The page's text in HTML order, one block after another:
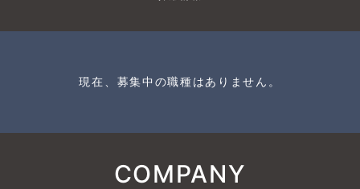
現在、募集中の職種はありません。
COMPANY